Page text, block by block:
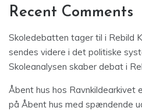
Recent Comments
Skoledebatten tager til i Rebild
sendes videre i det politiske
Skoleanalysen skaber debat i
Åbent hus hos Ravnkildearkivet
på Åbent hus med spændende